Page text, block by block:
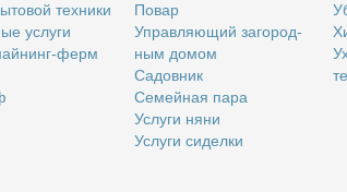
тех­ни­ки
услу­ги
ферм
По­вар
Управ­ля­ю­щий за­го­род­
ным до­мом
Са­дов­ник
Се­мей­ная па­ра
Услу­ги ня­ни
Услу­ги си­дел­ки